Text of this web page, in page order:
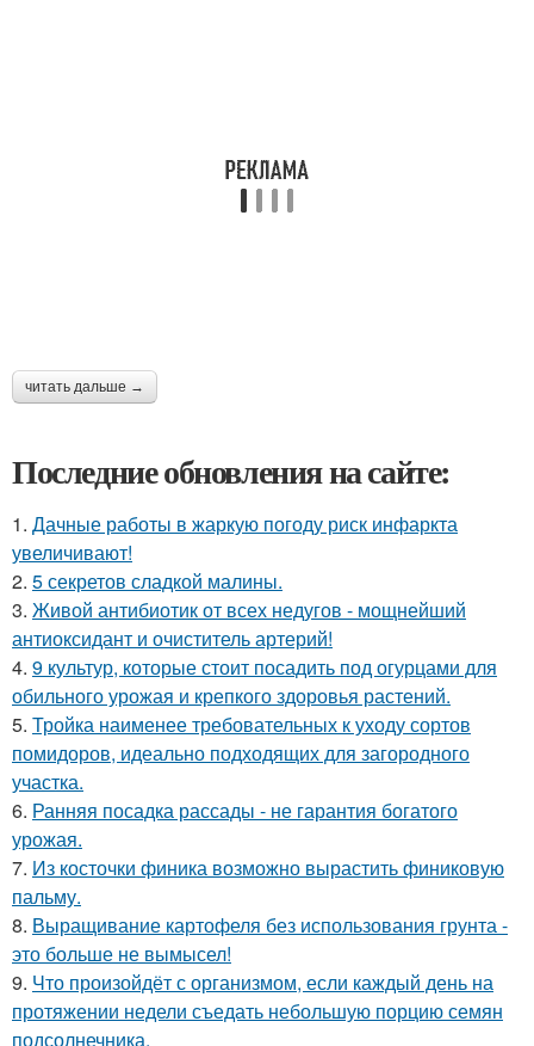
читать дальше →
Последние обновления на сайте:
1. Дачные работы в жаркую погоду риск инфаркта
увеличивают!
2. 5 секретов сладкой малины.
3. Живой антибиотик от всех недугов - мощнейший
антиоксидант и очиститель артерий!
4. 9 культур, которые стоит посадить под огурцами для
обильного урожая и крепкого здоровья растений.
5. Тройка наименее требовательных к уходу сортов
помидоров, идеально подходящих для загородного
участка.
6. Ранняя посадка рассады - не гарантия богатого
урожая.
7. Из косточки финика возможно вырастить финиковую
пальму.
8. Выращивание картофеля без использования грунта -
это больше не вымысел!
9. Что произойдёт с организмом, если каждый день на
протяжении недели съедать небольшую порцию семян
подсолнечника.